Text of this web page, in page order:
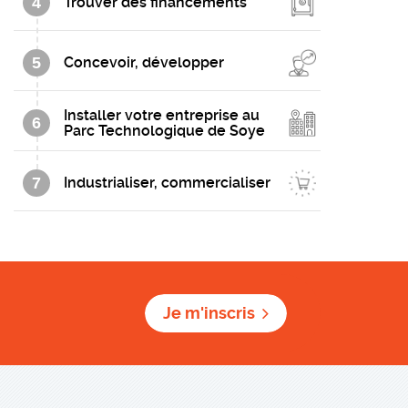
5 Concevoir, développer
6
Installer votre entreprise au
Parc Technologique de Soye
7 Industrialiser, commercialiser
Je m'inscris